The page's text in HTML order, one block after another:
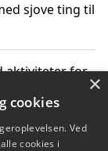
sjove ting til
aktiviteter for×
cookies
Ved
cookies i